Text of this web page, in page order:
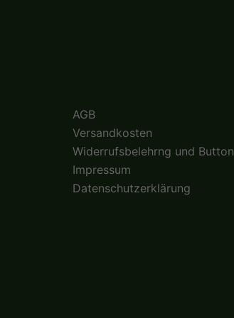
AGB
Versandkosten
Widerrufsbelehrng und Button
Impressum
Datenschutzerklärung